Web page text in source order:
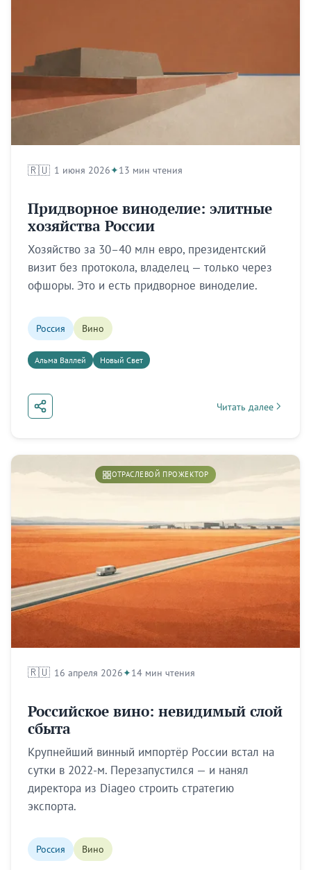
🇷🇺 1 июня 2026 13 мин чтения
Придворное виноделие: элитные
хозяйства России
Хозяйство за 30–40 млн евро, президентский
визит без протокола, владелец — только через
офшоры. Это и есть придворное виноделие.
Россия Вино
Альма Валлей Новый Свет
Читать далее
about Придворное
ОТРАСЛЕВОЙ ПРОЖЕКТОР
🇷🇺 16 апреля 2026 14 мин чтения
Российское вино: невидимый слой
сбыта
Крупнейший винный импортёр России встал на
сутки в 2022-м. Перезапустился — и нанял
директора из Diageo строить стратегию
экспорта.
Россия Вино
Будьте в курсе раньше
Brandmine Weekly выходит каждый вторник — новые